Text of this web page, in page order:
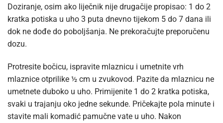
Doziranje, osim ako liječnik nije drugačije propisao: 1 do 2
kratka potiska u uho 3 puta dnevno tijekom 5 do 7 dana ili
dok ne dođe do poboljšanja. Ne prekoračujte preporučenu
dozu.
Protresite bočicu, ispravite mlaznicu i umetnite vrh
mlaznice otprilike ½ cm u zvukovod. Pazite da mlaznicu ne
umetnete duboko u uho. Primijenite 1 do 2 kratka potiska,
svaki u trajanju oko jedne sekunde. Pričekajte pola minute i
stavite mali komadić pamučne vate u uho. Nakon